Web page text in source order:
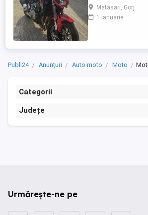
configurație foarte
întâlnită. Motocicleta
30.500 km și se
efectuat recent, ...
Matasari, Gorj
1 ianuarie
Publi24 Anunțuri Auto moto Moto
Categorii
Județe
Urmărește-ne pe